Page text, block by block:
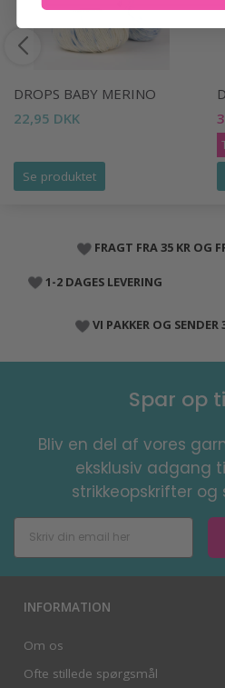
DROPS BABY MERINO
22,95 DKK
Se produktet
FRAGT FRA 35 KR OG
1-2 DAGES LEVERING
VI PAKKER OG
Spar op
Bliv en del af vores
eksklusiv adgang
strikkeopskrifter
INFORMATION
Om os
Ofte stillede spørgsmål